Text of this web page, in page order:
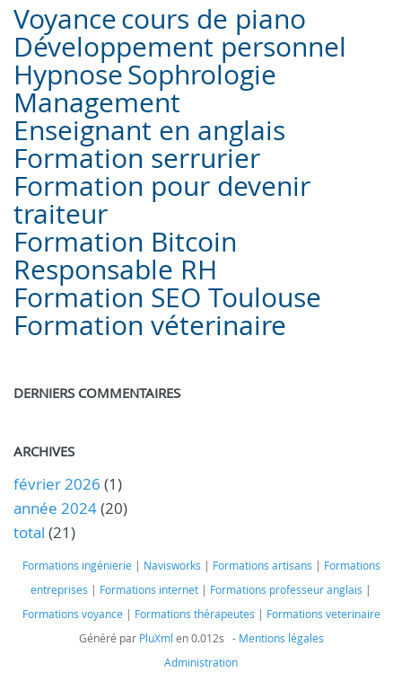
Voyancecours de piano
Développement personnel
HypnoseSophrologie
Management
Enseignant en anglais
Formation serrurier
Formation pour devenir
traiteur
Formation Bitcoin
Responsable RH
Formation SEO Toulouse
Formation véterinaire
DERNIERS COMMENTAIRES
ARCHIVES
février 2026 (1)
année 2024(20)
total (21)
Formations ingénierie | Navisworks | Formations artisans | Formations
entreprises | Formations internet | Formations professeur anglais |
Formations voyance | Formations thérapeutes | Formations veterinaire
Généré par PluXml en 0.012s - Mentions légales
Administration